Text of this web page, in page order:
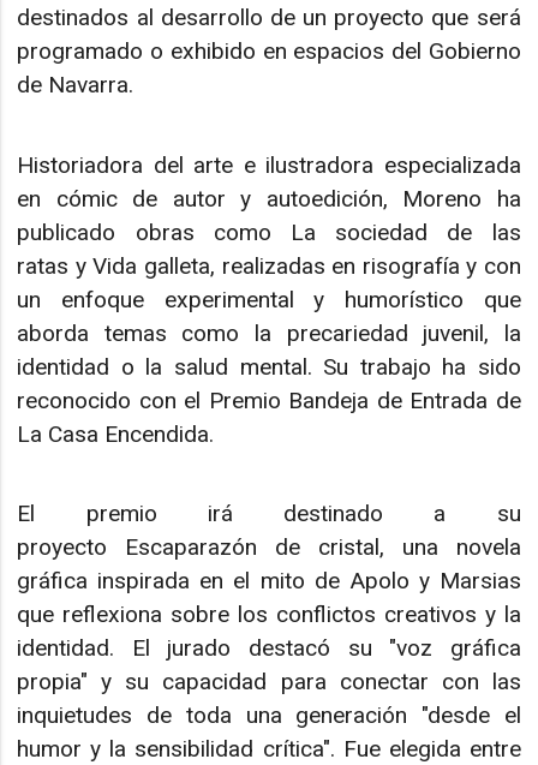
destinados al desarrollo de un proyecto que será
programado o exhibido en espacios del Gobierno
de Navarra.
Historiadora del arte e ilustradora especializada
en cómic de autor y autoedición, Moreno ha
publicado obras como La sociedad de las
ratas y Vida galleta, realizadas en risografía y con
un enfoque experimental y humorístico que
aborda temas como la precariedad juvenil, la
identidad o la salud mental. Su trabajo ha sido
reconocido con el Premio Bandeja de Entrada de
La Casa Encendida.
El premio irá destinado a su
proyecto Escaparazón de cristal, una novela
gráfica inspirada en el mito de Apolo y Marsias
que reflexiona sobre los conflictos creativos y la
identidad. El jurado destacó su "voz gráfica
propia" y su capacidad para conectar con las
inquietudes de toda una generación "desde el
humor y la sensibilidad crítica". Fue elegida entre